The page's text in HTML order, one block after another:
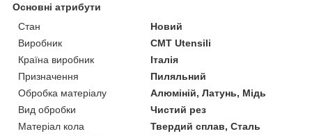
Основні атрибути
Стан
Новий
Виробник
CMT Utensili
Країна виробник
Італія
Призначення
Пиляльний
Обробка матеріалу
Алюміній, Латунь, Мідь
Вид обробки
Чистий рез
Матеріал кола
Твердий сплав, Сталь